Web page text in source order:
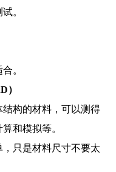
。
。
）
构的材料，可以测得
和模拟等。
只是材料尺寸不要太